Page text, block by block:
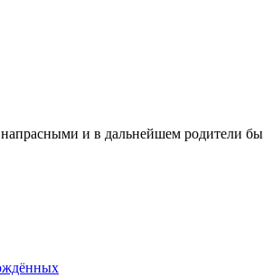
и в дальнейшем родители